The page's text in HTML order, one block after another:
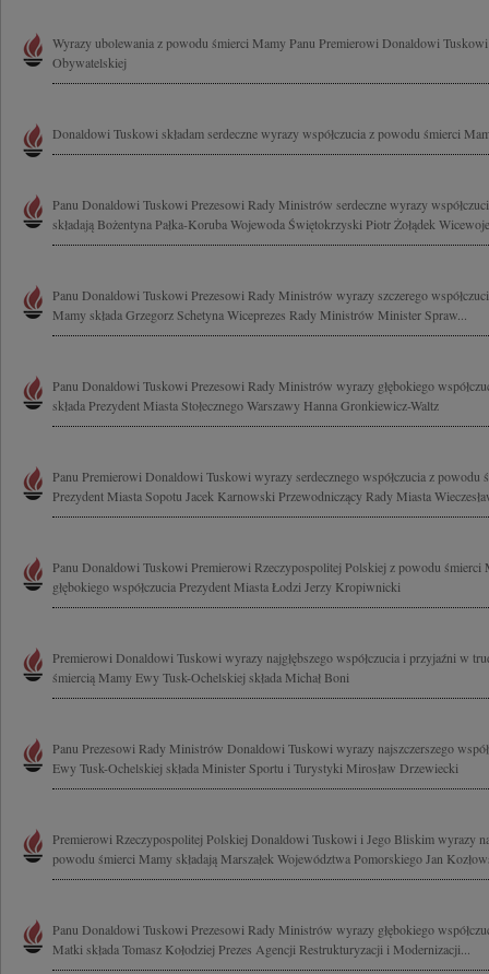
Wyrazy ubolewania z powodu śmierci Mamy Panu Premierowi Donaldowi
Obywatelskiej
Donaldowi Tuskowi składam serdeczne wyrazy współczucia z powodu śmierci
Panu Donaldowi Tuskowi Prezesowi Rady Ministrów serdeczne wyrazy
składają Bożentyna Pałka-Koruba Wojewoda Świętokrzyski Piotr Żołądek
Panu Donaldowi Tuskowi Prezesowi Rady Ministrów wyrazy szczerego
Mamy składa Grzegorz Schetyna Wiceprezes Rady Ministrów Minister Spraw...
Panu Donaldowi Tuskowi Prezesowi Rady Ministrów wyrazy głębokiego
składa Prezydent Miasta Stołecznego Warszawy Hanna Gronkiewicz-Waltz
Panu Premierowi Donaldowi Tuskowi wyrazy serdecznego współczucia z powodu
Prezydent Miasta Sopotu Jacek Karnowski Przewodniczący Rady Miasta
Panu Donaldowi Tuskowi Premierowi Rzeczypospolitej Polskiej z powodu śmierci
głębokiego współczucia Prezydent Miasta Łodzi Jerzy Kropiwnicki
Premierowi Donaldowi Tuskowi wyrazy najgłębszego współczucia i przyjaźni w
śmiercią Mamy Ewy Tusk-Ochelskiej składa Michał Boni
Panu Prezesowi Rady Ministrów Donaldowi Tuskowi wyrazy najszczerszego
Ewy Tusk-Ochelskiej składa Minister Sportu i Turystyki Mirosław Drzewiecki
Premierowi Rzeczypospolitej Polskiej Donaldowi Tuskowi i Jego Bliskim wyrazy
powodu śmierci Mamy składają Marszałek Województwa Pomorskiego Jan
Panu Donaldowi Tuskowi Prezesowi Rady Ministrów wyrazy głębokiego
Matki składa Tomasz Kołodziej Prezes Agencji Restrukturyzacji i Modernizacji...